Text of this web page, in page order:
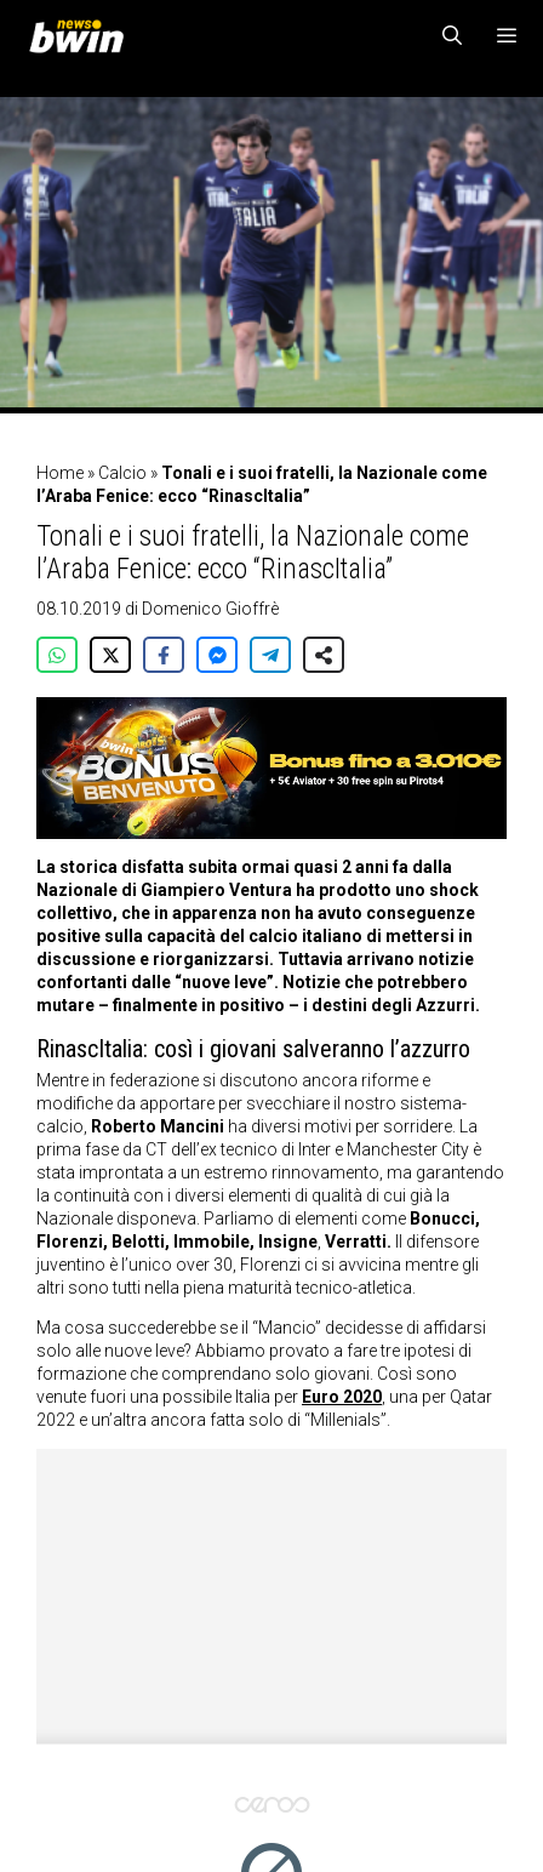
contenuto
Home » Calcio » Tonali e i suoi fratelli, la Nazionale come
l’Araba Fenice: ecco “RinascItalia”
Tonali e i suoi fratelli, la Nazionale come
l’Araba Fenice: ecco “RinascItalia”
08.10.2019 di Domenico Gioffrè
La storica disfatta subita ormai quasi 2 anni fa dalla
Nazionale di Giampiero Ventura ha prodotto uno shock
collettivo, che in apparenza non ha avuto conseguenze
positive sulla capacità del calcio italiano di mettersi in
discussione e riorganizzarsi. Tuttavia arrivano notizie
confortanti dalle “nuove leve”. Notizie che potrebbero
mutare – finalmente in positivo – i destini degli Azzurri.
RinascItalia: così i giovani salveranno l’azzurro
Mentre in federazione si discutono ancora riforme e
modifiche da apportare per svecchiare il nostro sistema-
calcio, Roberto Mancini ha diversi motivi per sorridere. La
prima fase da CT dell’ex tecnico di Inter e Manchester City è
stata improntata a un estremo rinnovamento, ma garantendo
la continuità con i diversi elementi di qualità di cui già la
Nazionale disponeva. Parliamo di elementi come Bonucci,
Florenzi, Belotti, Immobile, Insigne, Verratti. Il difensore
juventino è l’unico over 30, Florenzi ci si avvicina mentre gli
altri sono tutti nella piena maturità tecnico-atletica.
Ma cosa succederebbe se il “Mancio” decidesse di affidarsi
solo alle nuove leve? Abbiamo provato a fare tre ipotesi di
formazione che comprendano solo giovani. Così sono
venute fuori una possibile Italia per Euro 2020, una per Qatar
2022 e un’altra ancora fatta solo di “Millenials”.